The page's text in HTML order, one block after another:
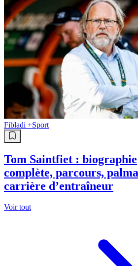
Fibladi +Sport
Tom Saintfiet : biographie
complète, parcours,
carrière d’entraîneur
Voir tout